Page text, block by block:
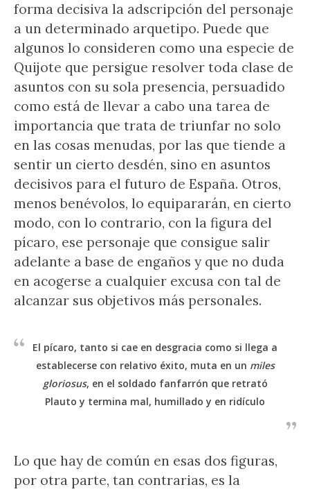
forma decisiva la adscripción del personaje
a un determinado arquetipo. Puede que
algunos lo consideren como una especie de
Quijote que persigue resolver toda clase de
asuntos con su sola presencia, persuadido
como está de llevar a cabo una tarea de
importancia que trata de triunfar no solo
en las cosas menudas, por las que tiende a
sentir un cierto desdén, sino en asuntos
decisivos para el futuro de España. Otros,
menos benévolos, lo equipararán, en cierto
modo, con lo contrario, con la figura del
pícaro, ese personaje que consigue salir
adelante a base de engaños y que no duda
en acogerse a cualquier excusa con tal de
alcanzar sus objetivos más personales.
El pícaro, tanto si cae en desgracia como si llega a
establecerse con relativo éxito, muta en un miles
gloriosus, en el soldado fanfarrón que retrató
Plauto y termina mal, humillado y en ridículo
Lo que hay de común en esas dos figuras,
por otra parte, tan contrarias, es la